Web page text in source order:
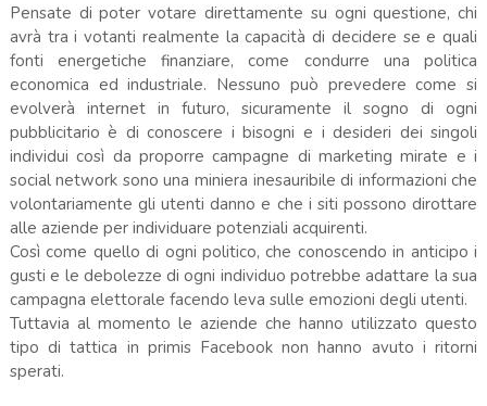
Pensate di poter votare direttamente su ogni questione, chi
avrà tra i votanti realmente la capacità di decidere se e quali
fonti energetiche finanziare, come condurre una politica
economica ed industriale. Nessuno può prevedere come si
evolverà internet in futuro, sicuramente il sogno di ogni
pubblicitario è di conoscere i bisogni e i desideri dei singoli
individui così da proporre campagne di marketing mirate e i
social network sono una miniera inesauribile di informazioni che
volontariamente gli utenti danno e che i siti possono dirottare
alle aziende per individuare potenziali acquirenti.
Così come quello di ogni politico, che conoscendo in anticipo i
gusti e le debolezze di ogni individuo potrebbe adattare la sua
campagna elettorale facendo leva sulle emozioni degli utenti.
Tuttavia al momento le aziende che hanno utilizzato questo
tipo di tattica in primis Facebook non hanno avuto i ritorni
sperati.